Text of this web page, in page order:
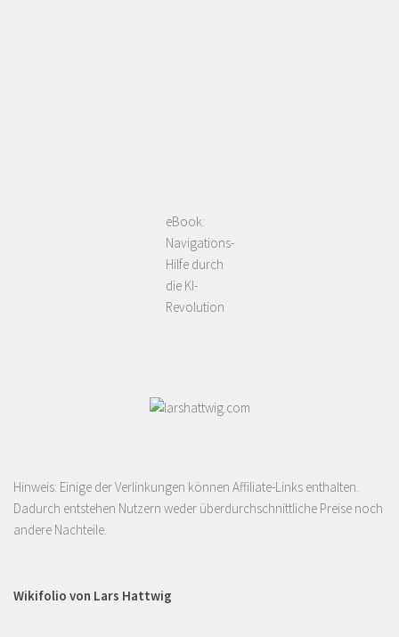
eBook:
Navigations-
Hilfe durch
die KI-
Revolution
Hinweis: Einige der Verlinkungen können Affiliate-Links enthalten.
Dadurch entstehen Nutzern weder überdurchschnittliche Preise noch
andere Nachteile.
Wikifolio von Lars Hattwig